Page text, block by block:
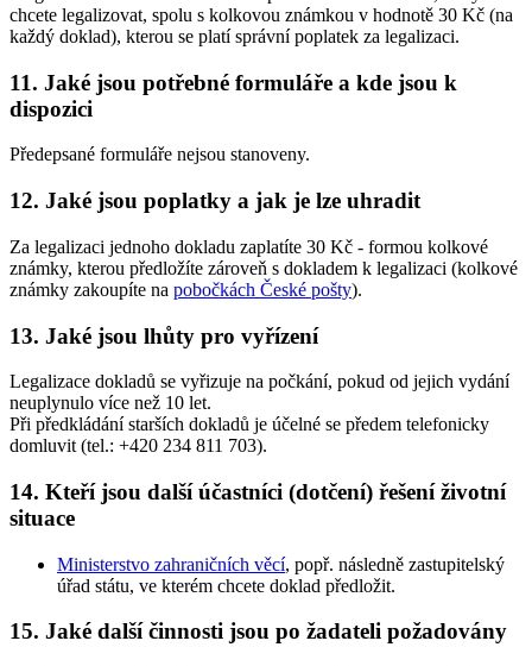
chcete legalizovat, spolu s kolkovou známkou v hodnotě 30 Kč (na
každý doklad), kterou se platí správní poplatek za legalizaci.
11. Jaké jsou potřebné formuláře a kde jsou k
dispozici
Předepsané formuláře nejsou stanoveny.
12. Jaké jsou poplatky a jak je lze uhradit
Za legalizaci jednoho dokladu zaplatíte 30 Kč - formou kolkové
známky, kterou předložíte zároveň s dokladem k legalizaci (kolkové
známky zakoupíte na pobočkách České pošty).
13. Jaké jsou lhůty pro vyřízení
Legalizace dokladů se vyřizuje na počkání, pokud od jejich vydání
neuplynulo více než 10 let.
Při předkládání starších dokladů je účelné se předem telefonicky
domluvit (tel.: +420 234 811 703).
14. Kteří jsou další účastníci (dotčení) řešení životní
situace
Ministerstvo zahraničních věcí, popř. následně zastupitelský
úřad státu, ve kterém chcete doklad předložit.
15. Jaké další činnosti jsou po žadateli požadovány